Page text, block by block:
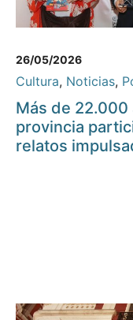
26/05/2026
Cultura, Noticias,
Más de 22.000
provincia
relatos